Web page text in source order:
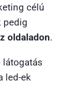
célú
pedig
oldaladon.
látogatás
led-ek